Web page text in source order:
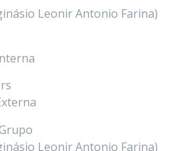
Leonir Antonio Farina)
Leonir Antonio Farina)